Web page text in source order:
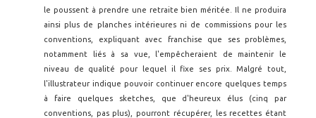
le poussent à prendre une retraite bien méritée. Il ne produira
ainsi plus de planches intérieures ni de commissions pour les
conventions, expliquant avec franchise que ses problèmes,
notamment liés à sa vue, l'empêcheraient de maintenir le
niveau de qualité pour lequel il fixe ses prix. Malgré tout,
l'illustrateur indique pouvoir continuer encore quelques temps
à faire quelques sketches, que d'heureux élus (cinq par
conventions, pas plus), pourront récupérer, les recettes étant